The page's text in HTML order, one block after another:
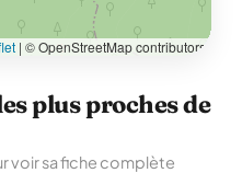
| © OpenStreetMap contributors
plus proches de
voir sa fiche complète